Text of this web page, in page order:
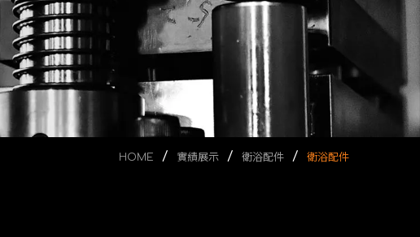
HOME 實績展示 衛浴配件 衛浴配件